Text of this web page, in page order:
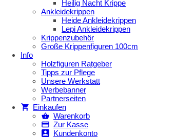
Heilig Nacht Krippe
Ankleidekrippen
Heide Ankleidekrippen
Lepi Ankleidekrippen
Krippenzubehör
Große Krippenfiguren 100cm
Info
Holzfiguren Ratgeber
Tipps zur Pflege
Unsere Werkstatt
Werbebanner
Partnerseiten
Einkaufen
Warenkorb
Zur Kasse
Kundenkonto